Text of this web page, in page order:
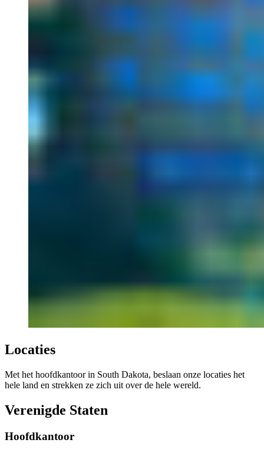
Locaties
Met het hoofdkantoor in South Dakota, beslaan onze locaties het
hele land en strekken ze zich uit over de hele wereld.
Verenigde Staten
Hoofdkantoor